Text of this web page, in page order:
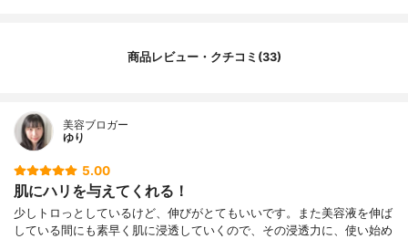
商品レビュー・クチコミ(33)
美容ブロガー
ゆり
5.00
肌にハリを与えてくれる！
少しトロっとしているけど、伸びがとてもいいです。また美容液を伸ば
している間にも素早く肌に浸透していくので、その浸透力に、使い始め